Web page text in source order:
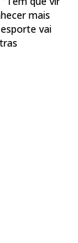
mais
vai